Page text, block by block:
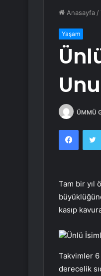
Anasayfa /
Yaşam
ÜMMÜ
Tam bir yıl
kasıp
Ünlü
Takvimler 6
derecelik